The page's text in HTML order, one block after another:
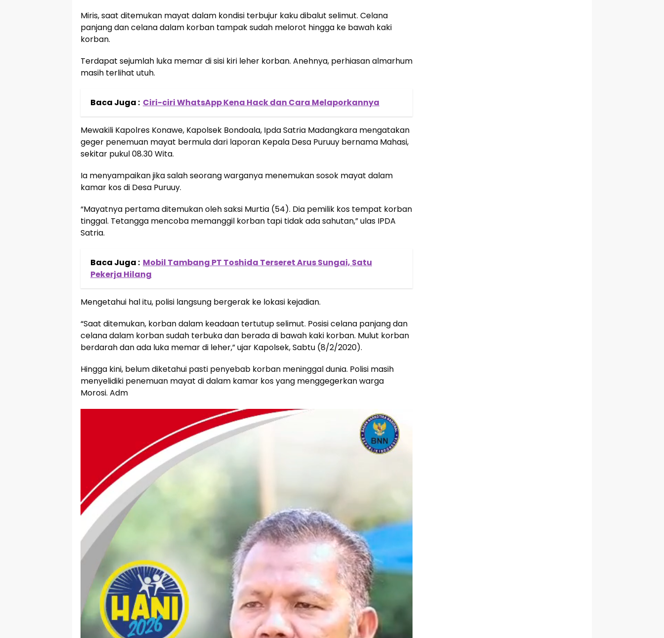
Miris, saat ditemukan mayat dalam kondisi terbujur kaku dibalut selimut. Celana
panjang dan celana dalam korban tampak sudah melorot hingga ke bawah kaki
korban.
Terdapat sejumlah luka memar di sisi kiri leher korban. Anehnya, perhiasan almarhum
masih terlihat utuh.
Baca Juga : Ciri-ciri WhatsApp Kena Hack dan Cara Melaporkannya
Mewakili Kapolres Konawe, Kapolsek Bondoala, Ipda Satria Madangkara mengatakan
geger penemuan mayat bermula dari laporan Kepala Desa Puruuy bernama Mahasi,
sekitar pukul 08.30 Wita.
Ia menyampaikan jika salah seorang warganya menemukan sosok mayat dalam
kamar kos di Desa Puruuy.
“Mayatnya pertama ditemukan oleh saksi Murtia (54). Dia pemilik kos tempat korban
tinggal. Tetangga mencoba memanggil korban tapi tidak ada sahutan,” ulas IPDA
Satria.
Baca Juga : Mobil Tambang PT Toshida Terseret Arus Sungai, Satu
Pekerja Hilang
Mengetahui hal itu, polisi langsung bergerak ke lokasi kejadian.
“Saat ditemukan, korban dalam keadaan tertutup selimut. Posisi celana panjang dan
celana dalam korban sudah terbuka dan berada di bawah kaki korban. Mulut korban
berdarah dan ada luka memar di leher,” ujar Kapolsek, Sabtu (8/2/2020).
Hingga kini, belum diketahui pasti penyebab korban meninggal dunia. Polisi masih
menyelidiki penemuan mayat di dalam kamar kos yang menggegerkan warga
Morosi. Adm